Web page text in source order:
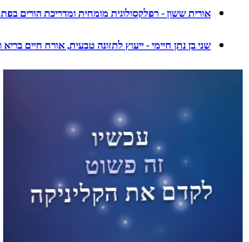
אורית ששון - רפלקסולוגית מומחית ומדריכת הורים
שני בן נתן חיימי - ייעוץ לתזונה טבעית, אורח חיים